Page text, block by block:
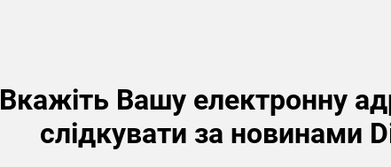
Вкажіть Вашу електронну
слідкувати за новинами